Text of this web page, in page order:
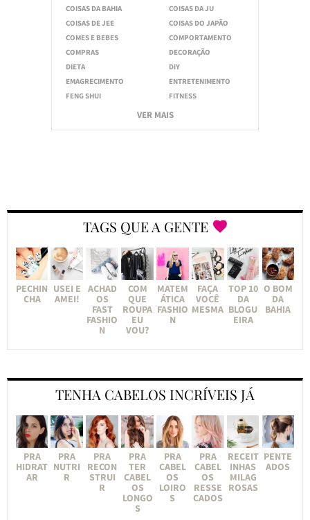
COISAS DA BAHIA
COISAS DA JU
COISAS DE JEE
COISAS DO JAPÃO
COMES E BEBES
COMPORTAMENTO
COMPRAS
DECORAÇÃO
DIETA
DIY
EMAGRECIMENTO
ENTRETENIMENTO
FENG SHUI
FITNESS
VER MAIS
TAGS QUE A GENTE
PECHIN
CHA
USEI E
AMEI!
ACHAD
OS
FAST
FASHIO
N
COM
QUE
ROUPA
EU
VOU?
MATEM
ÁTICA
FASHIO
N
FAÇA
VOCÊ
MESMA
TOP 10
DA
BLOGU
EIRA
O BOM
DA
BAHIA
TENHA CABELOS INCRÍVEIS JÁ
PRA
HIDRAT
AR
PRA
NUTRI
R
PRA
RECON
STRUI
R
PRA
TER
CABEL
OS
LONGO
S
PRA
CABEL
OS
LOIRO
S
PRA
CABEL
OS
RESSE
CADOS
RECEIT
INHAS
MILAG
ROSAS
PENTE
ADOS